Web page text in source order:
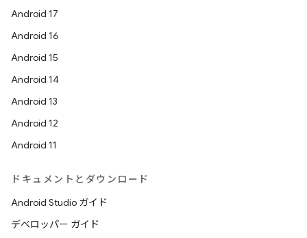
Android 17
Android 16
Android 15
Android 14
Android 13
Android 12
Android 11
ドキュメントとダウンロード
Android Studio ガイド
デベロッパー ガイド